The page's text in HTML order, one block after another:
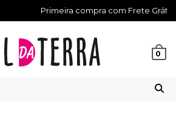
compra com Frete Grátis
0